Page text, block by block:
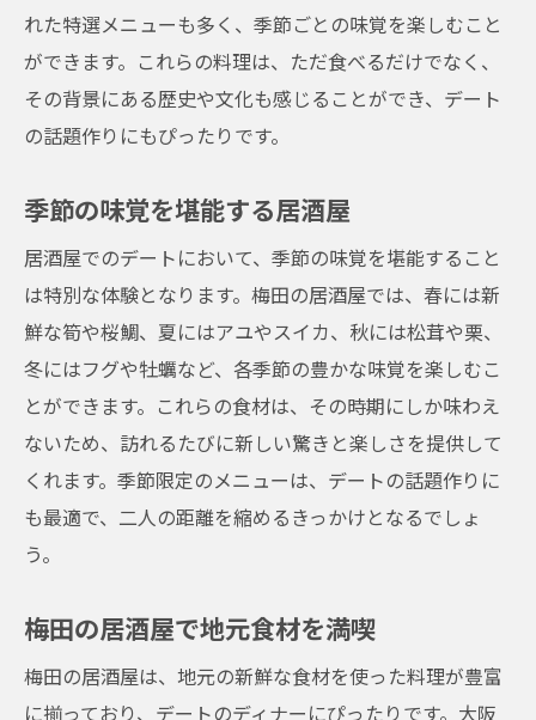
れた特選メニューも多く、季節ごとの味覚を楽しむこと
ができます。これらの料理は、ただ食べるだけでなく、
その背景にある歴史や文化も感じることができ、デート
の話題作りにもぴったりです。
季節の味覚を堪能する居酒屋
居酒屋でのデートにおいて、季節の味覚を堪能すること
は特別な体験となります。梅田の居酒屋では、春には新
鮮な筍や桜鯛、夏にはアユやスイカ、秋には松茸や栗、
冬にはフグや牡蠣など、各季節の豊かな味覚を楽しむこ
とができます。これらの食材は、その時期にしか味わえ
ないため、訪れるたびに新しい驚きと楽しさを提供して
くれます。季節限定のメニューは、デートの話題作りに
も最適で、二人の距離を縮めるきっかけとなるでしょ
う。
梅田の居酒屋で地元食材を満喫
梅田の居酒屋は、地元の新鮮な食材を使った料理が豊富
に揃っており、デートのディナーにぴったりです。大阪